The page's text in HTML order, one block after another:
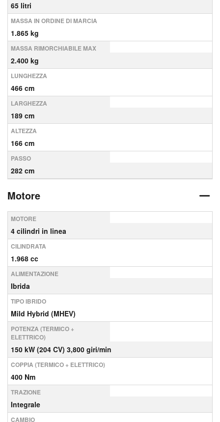
65 litri
MASSA IN ORDINE DI MARCIA
1.865 kg
MASSA RIMORCHIABILE MAX
2.400 kg
LUNGHEZZA
466 cm
LARGHEZZA
189 cm
ALTEZZA
166 cm
PASSO
282 cm
Motore
MOTORE
4 cilindri in linea
CILINDRATA
1.968 cc
ALIMENTAZIONE
Ibrida
TIPO IBRIDO
Mild Hybrid (MHEV)
POTENZA (TERMICO +
ELETTRICO)
150 kW (204 CV) 3,800 giri/min
COPPIA (TERMICO + ELETTRICO)
400 Nm
TRAZIONE
Integrale
CAMBIO